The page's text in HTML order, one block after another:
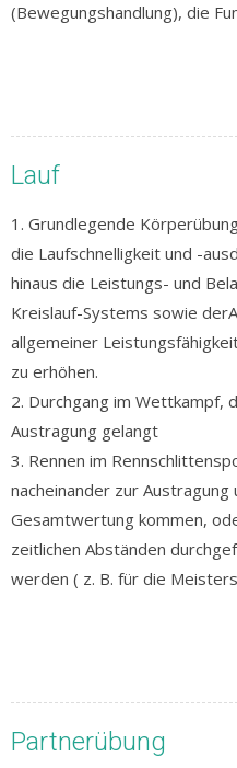
(Bewegungshandlung), die
Lauf
1. Grundlegende
die Laufschnelligkeit und -
hinaus die Leistungs- und
Kreislauf-Systems sowie
allgemeiner
zu erhöhen.
2. Durchgang im Wettkampf,
Austragung gelangt
3. Rennen im
nacheinander zur Austragung
Gesamtwertung kommen,
zeitlichen Abständen
werden ( z. B. für die
Partnerübung